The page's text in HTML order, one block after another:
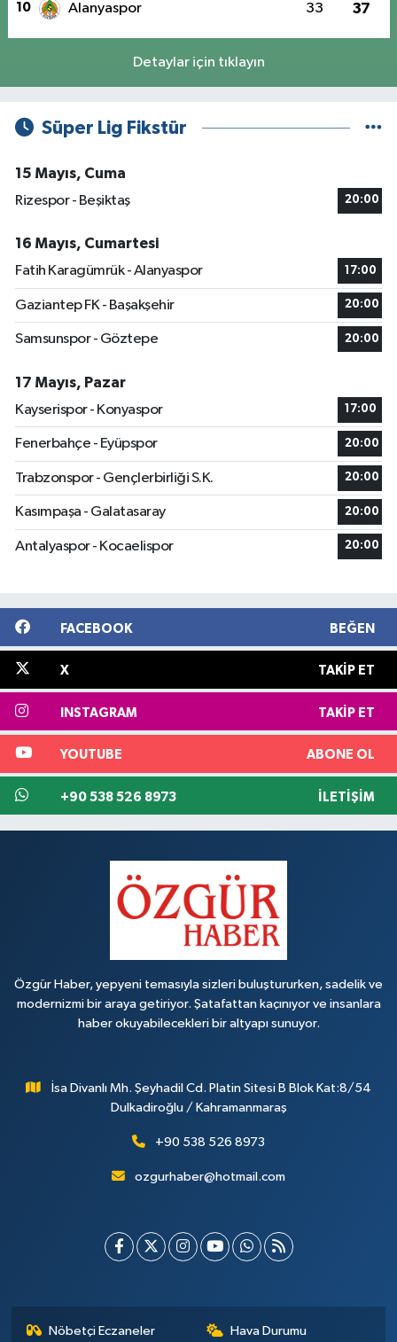
10 Alanyaspor 33 37
Detaylar için tıklayın
Süper Lig Fikstür
15 Mayıs, Cuma
Rizespor - Beşiktaş
20:00
16 Mayıs, Cumartesi
Fatih Karagümrük - Alanyaspor
17:00
Gaziantep FK - Başakşehir 20:00
Samsunspor - Göztepe 20:00
17 Mayıs, Pazar
Kayserispor - Konyaspor
17:00
Fenerbahçe - Eyüpspor 20:00
Trabzonspor - Gençlerbirliği S.K. 20:00
Kasımpaşa - Galatasaray 20:00
Antalyaspor - Kocaelispor 20:00
FACEBOOK BEĞEN
X TAKIP ET
INSTAGRAM TAKIP ET
YOUTUBE ABONE OL
+90 538 526 8973 İLETIŞIM
Özgür Haber, yepyeni temasıyla sizleri buluştururken, sadelik ve
modernizmi bir araya getiriyor. Şatafattan kaçınıyor ve insanlara
haber okuyabilecekleri bir altyapı sunuyor.
İsa Divanlı Mh. Şeyhadil Cd. Platin Sitesi B Blok Kat:8/54
Dulkadiroğlu / Kahramanmaraş
+90 538 526 8973
ozgurhaber@hotmail.com
Nöbetçi Eczaneler Hava Durumu